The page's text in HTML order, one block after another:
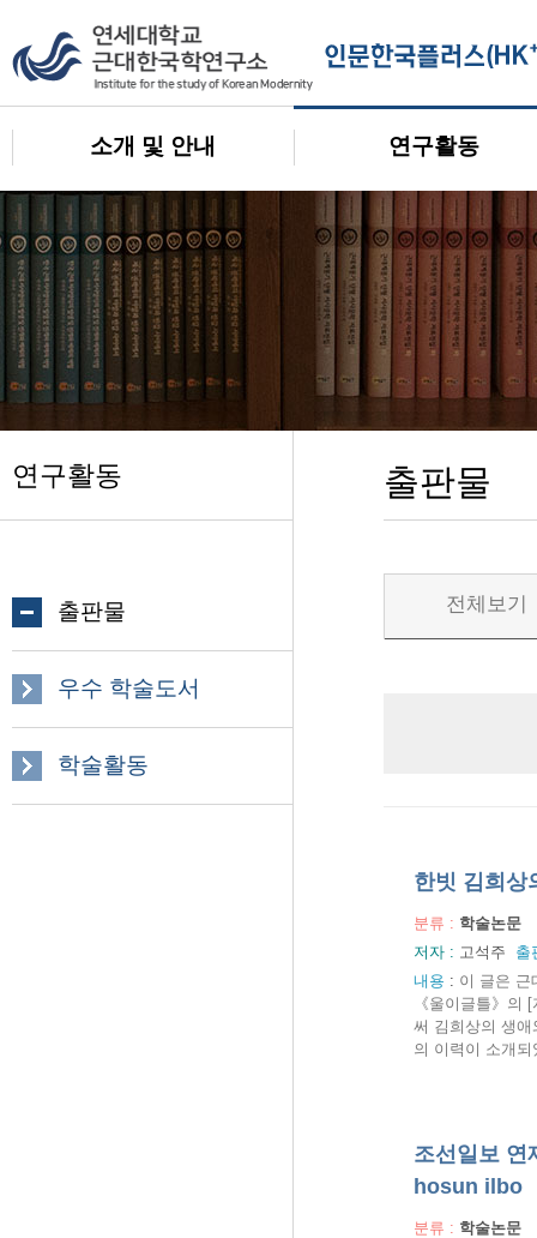
소개 및 안내 연구활동
연구활동
출판물
우수 학술도서
학술활동
출판물
전체보기
한빗 김희상
분류 : 학술논문
저자 : 고석주
출
내용 : 이 글은 근
《울이글틀》의
써 김희상의 생
의 이력이 소개
조선일보
hosun ilbo
분류 : 학술논문